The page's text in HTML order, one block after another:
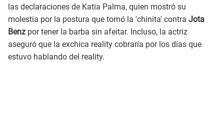
las declaraciones de Katia Palma, quien mostró su
molestia por la postura que tomó la 'chinita' contra Jota
Benz por tener la barba sin afeitar. Incluso, la actriz
aseguró que la exchica reality cobraría por los días que
estuvo hablando del reality.